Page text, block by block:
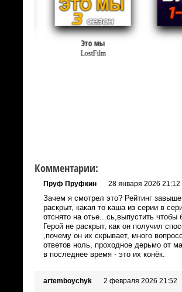
Это мы
LostFilm
Комментарии:
Пруф Пруфкин 28 января 2026 21:12
Зачем я смотрел это? Рейтинг
раскрыт, какая то каша из серии в
отснято на отье...сь,выпустить чтобы
Герой не раскрыт, как он получил
,почему он их скрывает, много
ответов ноль, проходное дерьмо от
в последнее время - это их конёк.
artemboychyk 2 февраля 2026 21:52